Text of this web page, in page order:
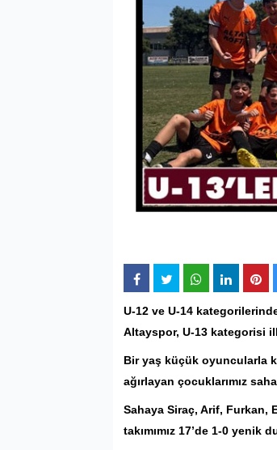
U-12 ve U-14
Altayspor, U-13 kategorisi
Bir yaş küçük oyuncularla
ağırlayan çocuklarımız
Sahaya Siraç, Arif, Furkan,
takımımız 17’de 1-0